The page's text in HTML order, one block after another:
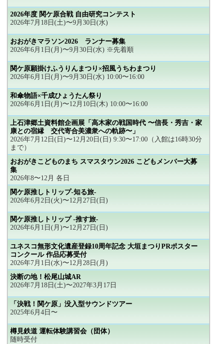
2026年度 関ケ原合戦 自由研究コンテスト
2026年7月18日(土)〜9月30日(水)
おおがきマラソン2026 ランナー募集
2026年6月1日(月)〜9月30日(水) ※先着順
関ケ原願掛けふうりんまつり×招風うちわまつり
2026年6月1日(月)〜9月30日(水) 10:00〜16:00
和傘物語×千成ひょうたん祭り
2026年6月1日(月)〜12月10日(木) 10:00〜16:00
上石津郷土資料館企画展「高木家の戦国時代 〜信長・秀吉・家
康との宿縁 交代寄合美濃衆への軌跡〜」
2026年7月12日(日)〜12月20日(日) 9:30〜17:00（入館は16時30分
まで）
おおがきこどものまち スマスタウン2026 こどもメンバー大募
集
2026年8〜12月 各日
関ケ原推しトリップ-知る旅-
2026年6月2日(火)〜12月27日(日)
関ケ原推しトリップ -推す旅-
2026年6月1日(月)〜12月27日(日)
ユネスコ無形文化遺産登録10周年記念 大垣まつりPRポスター
コンクール 作品応募受付
2026年7月1日(水)〜12月28日(月)
決断の地！松尾山城AR
2026年7月18日(土)〜2027年3月17日
「決戦！関ケ原」没入型サウンドツアー
2025年6月4日〜
樽見鉄道 運転体験講習会（団体）
随時受付